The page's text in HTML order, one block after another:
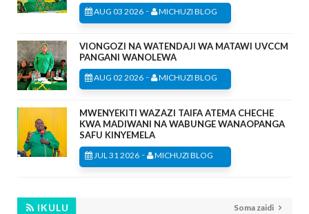
AUG 03 2026 - MICHUZI BLOG
VIONGOZI NA WATENDAJI WA MATAWI UVCCM
PANGANI WANOLEWA
AUG 02 2026 - MICHUZI BLOG
MWENYEKITI WAZAZI TAIFA ATEMA CHECHE
KWA MADIWANI NA WABUNGE WANAOPANGA
SAFU KINYEMELA
JUL 31 2026 - MICHUZI BLOG
IKULU Soma zaidi